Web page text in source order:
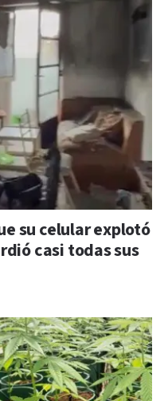
su celular explotó
casi todas sus